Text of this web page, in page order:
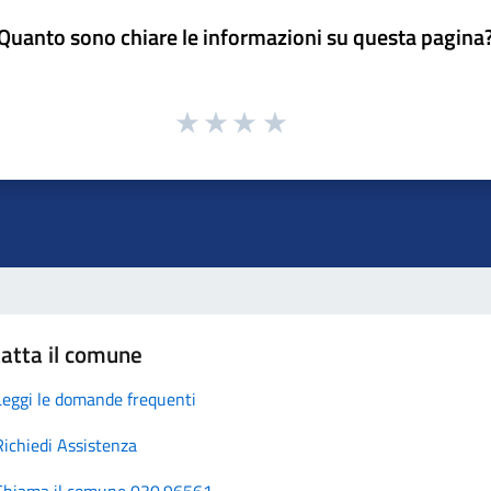
sono chiare le informazioni su questa
il comune
le domande frequenti
Assistenza